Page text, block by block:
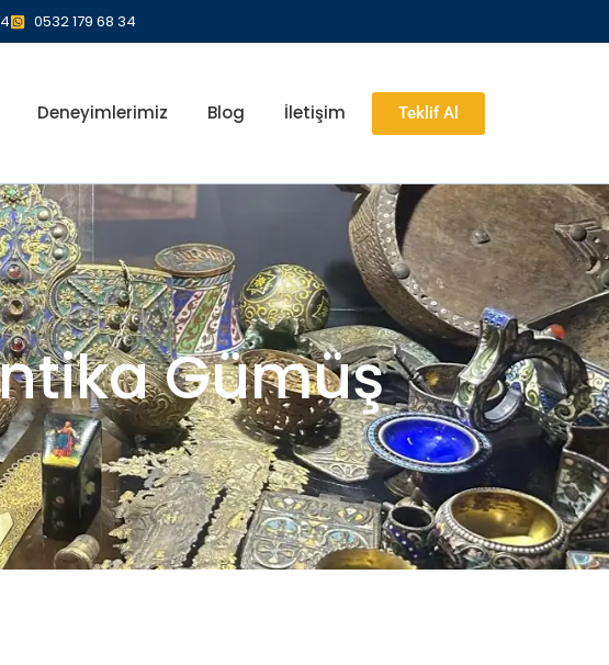
0532 179 68 34
Deneyimlerimiz Blog İletişim Teklif Al
Gümüş